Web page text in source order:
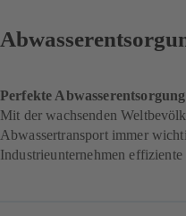
Perfekte
Mit der wachsenden
Abwassertransport immer
Industrieunternehmen